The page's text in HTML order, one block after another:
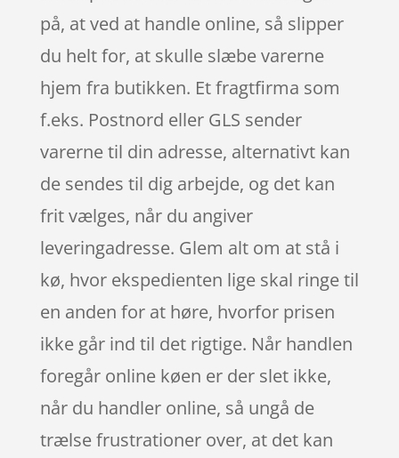
på, at ved at handle online, så slipper
du helt for, at skulle slæbe varerne
hjem fra butikken. Et fragtfirma som
f.eks. Postnord eller GLS sender
varerne til din adresse, alternativt kan
de sendes til dig arbejde, og det kan
frit vælges, når du angiver
leveringadresse. Glem alt om at stå i
kø, hvor ekspedienten lige skal ringe til
en anden for at høre, hvorfor prisen
ikke går ind til det rigtige. Når handlen
foregår online køen er der slet ikke,
når du handler online, så ungå de
trælse frustrationer over, at det kan